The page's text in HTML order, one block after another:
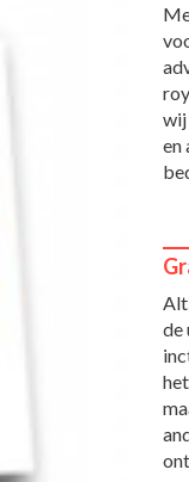
wij
en
de